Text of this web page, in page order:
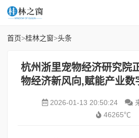
首页>桂林之窗>头条
杭州浙里宠物经济研究院
物经济新风向,赋能产业数
2026-01-13 20:50:24
46265℃